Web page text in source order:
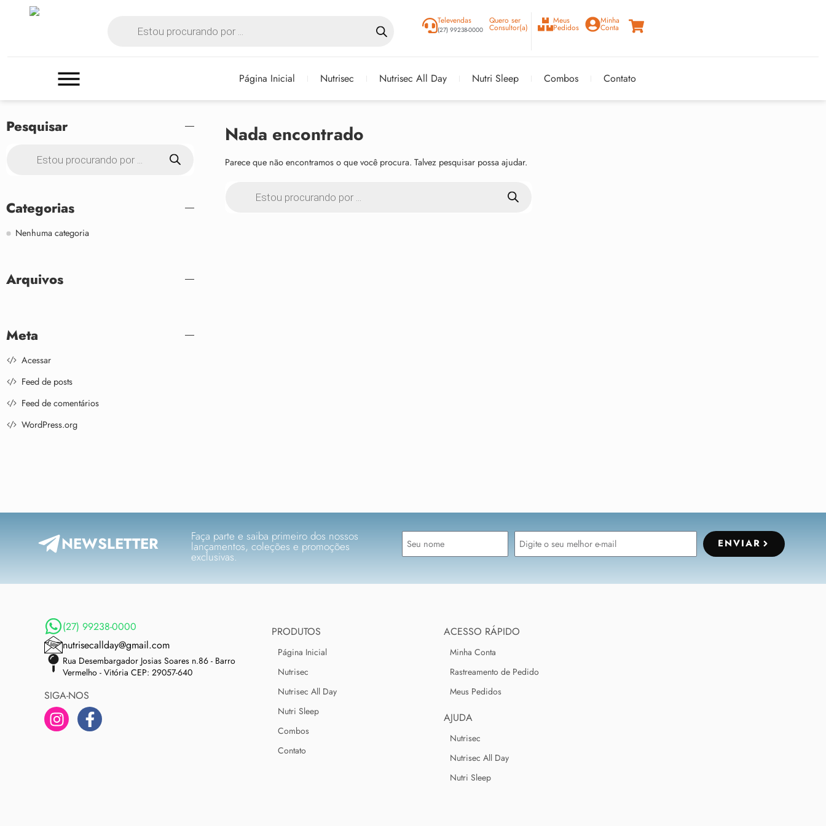
Televendas
(27) 99238-0000
Quero ser
Consultor(a)
Meus
Pedidos
Minha
Conta
Página Inicial Nutrisec Nutrisec All Day Nutri Sleep Combos Contato
Nada encontrado
Parece que não encontramos o que você procura. Talvez pesquisar possa ajudar.
Pesquisar
Categorias
Nenhuma categoria
Arquivos
Meta
Acessar
Feed de posts
Feed de comentários
WordPress.org
NEWSLETTER Faça parte e saiba primeiro dos nossos
lançamentos, coleções e promoções
exclusivas.
ENVIAR
(27) 99238-0000
nutrisecallday@gmail.com
Rua Desembargador Josias Soares n.86 - Barro
Vermelho - Vitória CEP: 29057-640
SIGA-NOS
PRODUTOS
Página Inicial
Nutrisec
Nutrisec All Day
Nutri Sleep
Combos
Contato
ACESSO RÁPIDO
Minha Conta
Rastreamento de Pedido
Meus Pedidos
AJUDA
Nutrisec
Nutrisec All Day
Nutri Sleep